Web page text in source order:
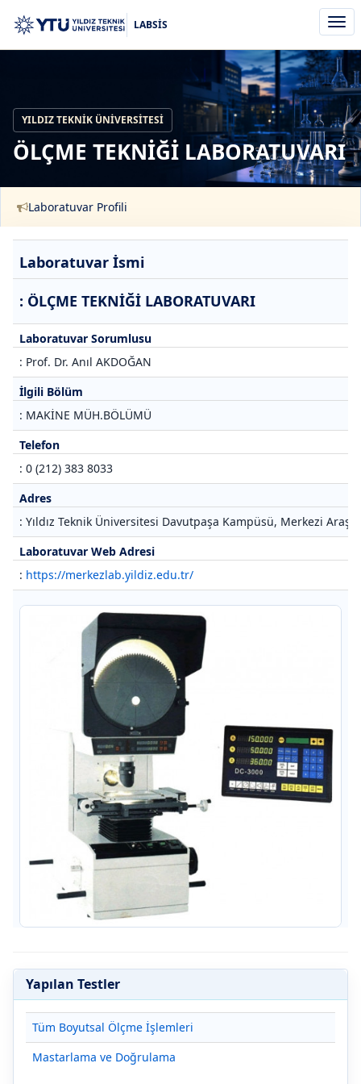
aç/
LABSİS
YILDIZ TEKNIK ÜNIVERSITESI
ÖLÇME TEKNİĞİ LABORATUVARI
Laboratuvar Profili
Laboratuvar İsmi
: ÖLÇME TEKNİĞİ LABORATUVARI
Laboratuvar Sorumlusu
: Prof. Dr. Anıl AKDOĞAN
İlgili Bölüm
: MAKİNE MÜH.BÖLÜMÜ
Telefon
: 0 (212) 383 8033
Adres
: Yıldız Teknik Üniversitesi Davutpaşa Kampüsü, Merkezi
Laboratuvar Web Adresi
: https://merkezlab.yildiz.edu.tr/
Yapılan Testler
Tüm Boyutsal Ölçme İşlemleri
Mastarlama ve Doğrulama